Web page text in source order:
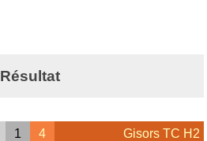
Résultat
1 4 Gisors TC H2